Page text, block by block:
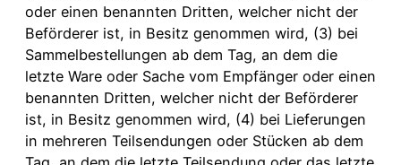
oder einen benannten Dritten, welcher nicht der
Beförderer ist, in Besitz genommen wird, (3) bei
Sammelbestellungen ab dem Tag, an dem die
letzte Ware oder Sache vom Empfänger oder einen
benannten Dritten, welcher nicht der Beförderer
ist, in Besitz genommen wird, (4) bei Lieferungen
in mehreren Teilsendungen oder Stücken ab dem